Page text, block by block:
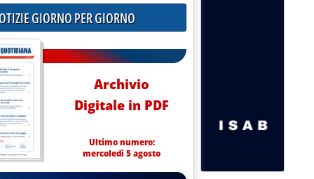
GIORNO PER GIORNO
Archivio
Digitale in PDF
Ultimo numero:
mercoledì 5 agosto